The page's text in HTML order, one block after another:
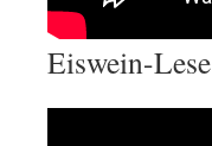
Eiswein-Lese